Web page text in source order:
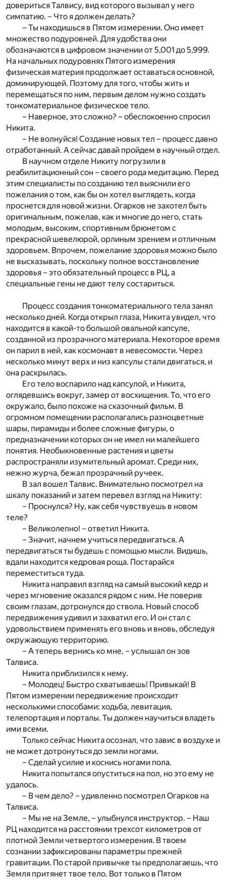
довериться Талвису, вид которого вызывал у него
симпатию. – Что я должен делать?
– Ты находишься в Пятом измерении. Оно имеет
множество подуровней. Для удобства они
обозначаются в цифровом значении от 5,001 до 5,999.
На начальных подуровнях Пятого измерения
физическая материя продолжает оставаться основной,
доминирующей. Поэтому для того, чтобы жить и
перемещаться по ним, первым делом нужно создать
тонкоматериальное физическое тело.
– Наверное, это сложно? – обеспокоенно спросил
Никита.
– Не волнуйся! Создание новых тел – процесс давно
отработанный. А сейчас давай пройдем в научный отдел.
В научном отделе Никиту погрузили в
реабилитационный сон – своего рода медитацию. Перед
этим специалисты по созданию тел выяснили его
пожелания о том, как бы он хотел выглядеть, когда
проснется для новой жизни. Огарков не захотел быть
оригинальным, пожелав, как и многие до него, стать
молодым, высоким, спортивным брюнетом с
прекрасной шевелюрой, орлиным зрением и отличным
здоровьем. Впрочем, пожелание здоровья можно было
не высказывать, поскольку полное восстановление
здоровья – это обязательный процесс в РЦ, а
специальные гены не дают телу состариться.
Процесс создания тонкоматериального тела занял
несколько дней. Когда открыл глаза, Никита увидел, что
находится в какой-то большой овальной капсуле,
созданной из прозрачного материала. Некоторое время
он парил в ней, как космонавт в невесомости. Через
несколько минут верх и низ капсулы стали двигаться, и
она раскрылась.
Его тело воспарило над капсулой, и Никита,
оглядевшись вокруг, замер от восхищения. То, что его
окружало, было похоже на сказочный фильм. В
огромном помещении располагались разноцветные
шары, пирамиды и более сложные фигуры, о
предназначении которых он не имел ни малейшего
понятия. Необыкновенные растения и цветы
распространяли изумительный аромат. Среди них,
нежно журча, бежал прозрачный ручеек.
В зал вошел Талвис. Внимательно посмотрел на
шкалу показаний и затем перевел взгляд на Никиту:
– Проснулся? Ну, как себя чувствуешь в новом
теле?
– Великолепно! – ответил Никита.
– Значит, начнем учиться передвигаться. А
передвигаться ты будешь с помощью мысли. Видишь,
вдали находится кедровая роща. Постарайся
переместиться туда.
Никита направил взгляд на самый высокий кедр и
через мгновение оказался рядом с ним. Не поверив
своим глазам, дотронулся до ствола. Новый способ
передвижения удивил и захватил его. И он стал с
удовольствием применять его вновь и вновь, обследуя
окружающую территорию.
– А теперь вернись ко мне, – услышал он зов
Талвиса.
Никита приблизился к нему.
– Молодец! Быстро схватываешь! Привыкай! В
Пятом измерении передвижение происходит
несколькими способами: ходьба, левитация,
телепортация и порталы. Ты должен научиться владеть
ими всеми.
Только сейчас Никита осознал, что завис в воздухе и
не может дотронуться до земли ногами.
– Сделай усилие и коснись ногами пола.
Никита попытался опуститься на пол, но это ему не
удалось.
– В чем дело? – удивленно посмотрел Огарков на
Талвиса.
– Мы не на Земле, – улыбнулся инструктор. – Наш
РЦ находится на расстоянии трехсот километров от
плотной Земли четвертого измерения. В твоем
сознании зафиксированы параметры прежней
гравитации. По старой привычке ты предполагаешь, что
Земля притянет твое тело. Вот только в Пятом